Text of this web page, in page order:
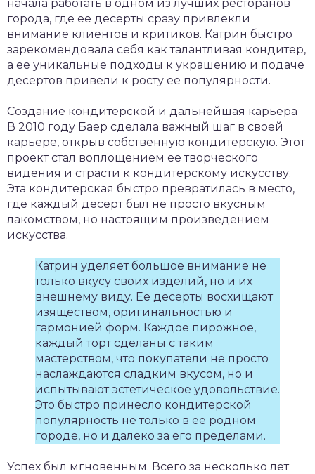
начала работать в одном из лучших ресторанов
города, где ее десерты сразу привлекли
внимание клиентов и критиков. Катрин быстро
зарекомендовала себя как талантливая кондитер,
а ее уникальные подходы к украшению и подаче
десертов привели к росту ее популярности.
Создание кондитерской и дальнейшая карьера
В 2010 году Баер сделала важный шаг в своей
карьере, открыв собственную кондитерскую. Этот
проект стал воплощением ее творческого
видения и страсти к кондитерскому искусству.
Эта кондитерская быстро превратилась в место,
где каждый десерт был не просто вкусным
лакомством, но настоящим произведением
искусства.
Катрин уделяет большое внимание не
только вкусу своих изделий, но и их
внешнему виду. Ее десерты восхищают
изяществом, оригинальностью и
гармонией форм. Каждое пирожное,
каждый торт сделаны с таким
мастерством, что покупатели не просто
наслаждаются сладким вкусом, но и
испытывают эстетическое удовольствие.
Это быстро принесло кондитерской
популярность не только в ее родном
городе, но и далеко за его пределами.
Успех был мгновенным. Всего за несколько лет